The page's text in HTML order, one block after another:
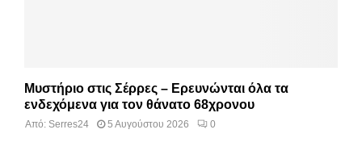
Μυστήριο στις Σέρρες – Ερευνώνται όλα τα
ενδεχόμενα για τον θάνατο 68χρονου
Από: Serres24 5 Αυγούστου 2026 0